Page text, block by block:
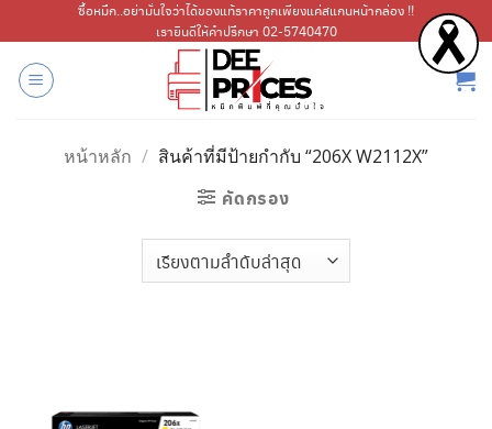
ไป
เนื้อหา
ซื้อหมึก..อย่ามั่นใจว่าได้ของแท้ราคาถูกเพียงแค่สแกนหน้ากล่อง !!
เรายินดีให้คำปรึกษา 02-5740470
หน้าหลัก / สินค้าที่มีป้ายกำกับ “206X W2112X”
คัดกรอง